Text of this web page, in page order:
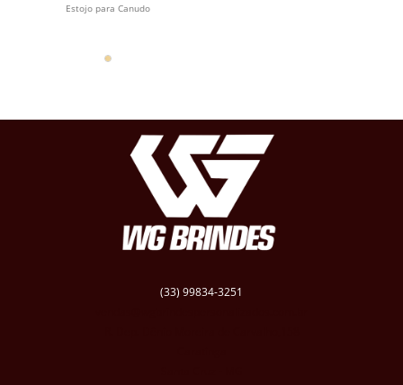
Estojo para Canudo
(33) 99834-3251